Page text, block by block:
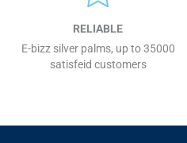
RELIABLE
E-bizz silver palms, up to 35000
satisfeid customers